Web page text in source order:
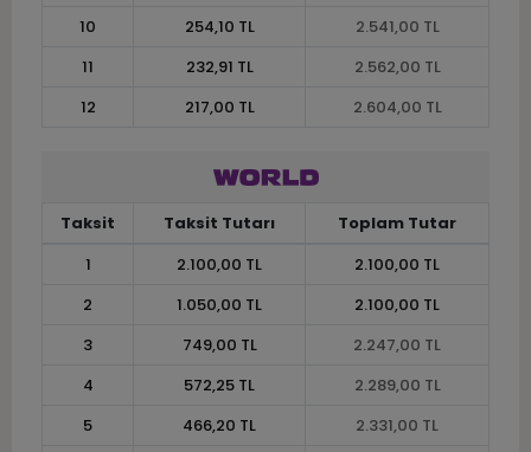
10
254,10 TL
2.541,00 TL
11
232,91 TL
2.562,00 TL
12
217,00 TL 2.604,00 TL
Taksit Taksit Tutarı
Toplam Tutar
1
2.100,00 TL
2.100,00 TL
2
1.050,00 TL
2.100,00 TL
3
749,00 TL
2.247,00 TL
4
572,25 TL
2.289,00 TL
5
466,20 TL
2.331,00 TL